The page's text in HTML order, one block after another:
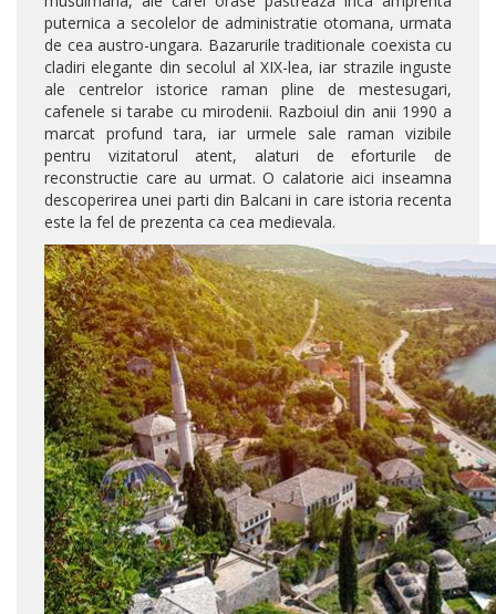
puternica a secolelor de administratie otomana, urmata
de cea austro-ungara. Bazarurile traditionale coexista cu
cladiri elegante din secolul al XIX-lea, iar strazile inguste
ale centrelor istorice raman pline de mestesugari,
cafenele si tarabe cu mirodenii. Razboiul din anii 1990 a
marcat profund tara, iar urmele sale raman vizibile
pentru vizitatorul atent, alaturi de eforturile de
reconstructie care au urmat. O calatorie aici inseamna
descoperirea unei parti din Balcani in care istoria recenta
este la fel de prezenta ca cea medievala.